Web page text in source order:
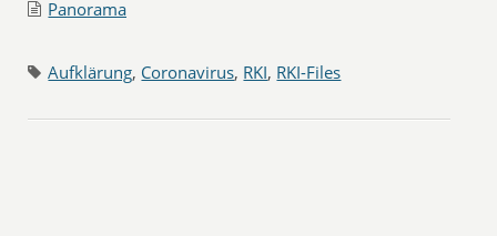
Panorama
Aufklärung, Coronavirus, RKI, RKI-Files